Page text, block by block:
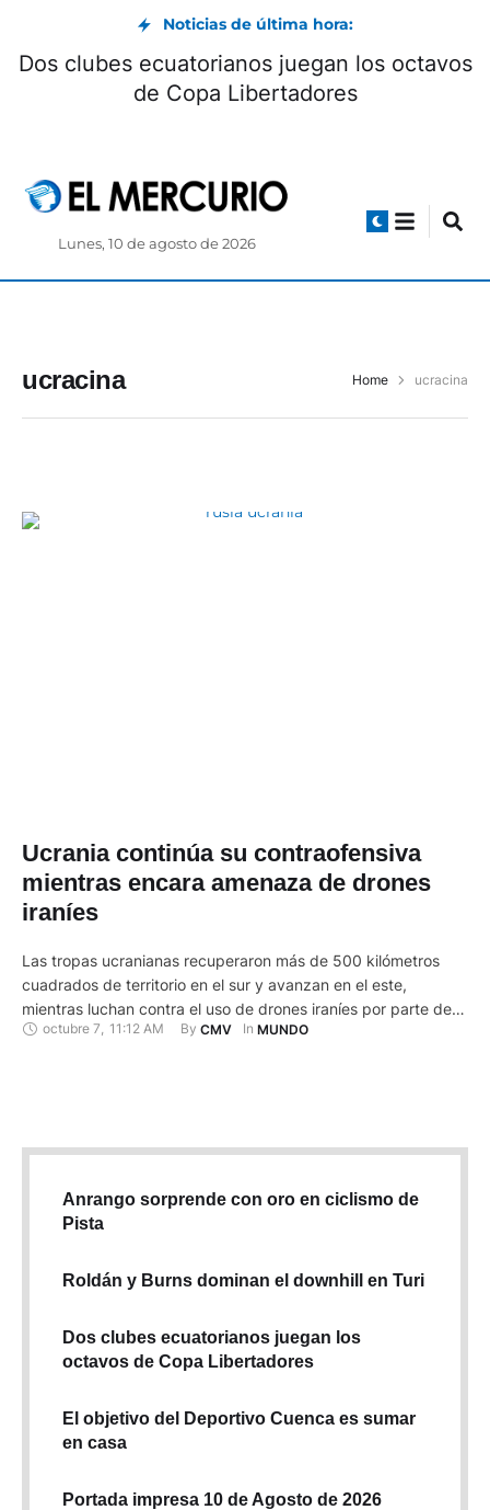
Noticias de última hora:
Dos clubes ecuatorianos juegan los octavos
de Copa Libertadores
Lunes, 10 de agosto de 2026
ucracina Home ucracina
Ucrania continúa su contraofensiva
mientras encara amenaza de drones
iraníes
Las tropas ucranianas recuperaron más de 500 kilómetros
cuadrados de territorio en el sur y avanzan en el este,
mientras luchan contra el uso de drones iraníes por parte de
Rusia para aterrorizar a la población. "Desde el 1 de octubre,
octubre 7, 11:12 AM By CMV In MUNDO
Anrango sorprende con oro en ciclismo de
Pista
Roldán y Burns dominan el downhill en Turi
Dos clubes ecuatorianos juegan los
octavos de Copa Libertadores
El objetivo del Deportivo Cuenca es sumar
en casa
Portada impresa 10 de Agosto de 2026